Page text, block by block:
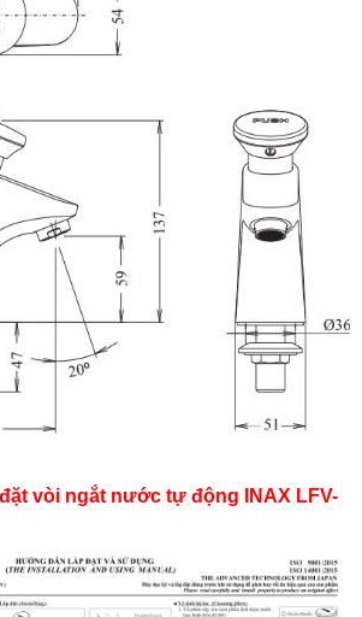
vòi ngắt nước tự động INAX LFV-